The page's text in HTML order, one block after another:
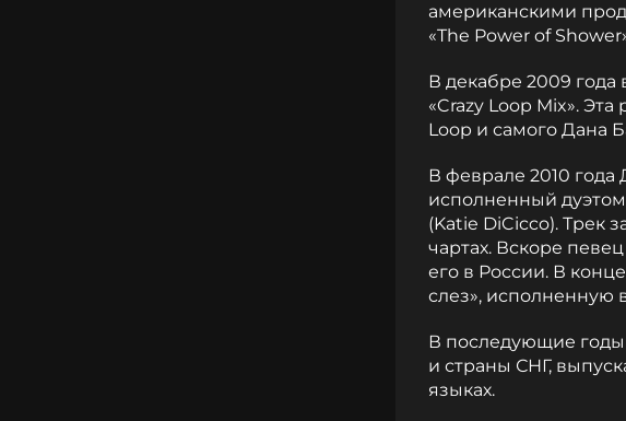
американскими
«The Power of
В декабре 2009
«Crazy Loop Mix».
Loop и самого Дана
В феврале 2010 года
исполненный
(Katie DiCicco). Трек
чартах. Вскоре
его в России. В
слез», исполненную
В последующие
и страны СНГ,
языках.